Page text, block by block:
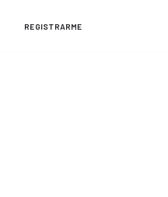
REGISTRARME